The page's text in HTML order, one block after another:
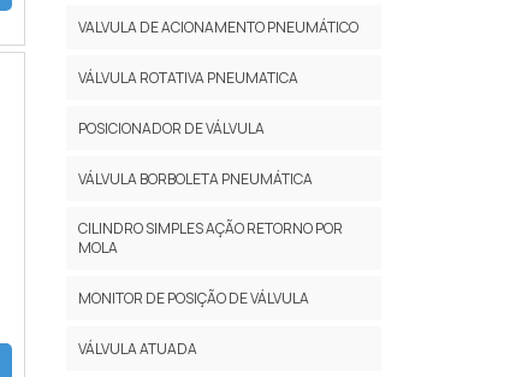
VALVULA DE ACIONAMENTO PNEUMÁTICO
VÁLVULA ROTATIVA PNEUMATICA
POSICIONADOR DE VÁLVULA
VÁLVULA BORBOLETA PNEUMÁTICA
CILINDRO SIMPLES AÇÃO RETORNO POR
MOLA
MONITOR DE POSIÇÃO DE VÁLVULA
VÁLVULA ATUADA